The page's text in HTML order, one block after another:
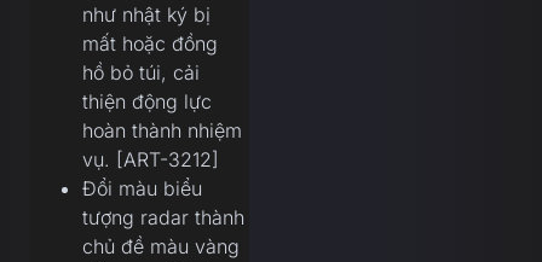
như nhật ký bị
mất hoặc đồng
hồ bỏ túi, cải
thiện động lực
hoàn thành nhiệm
vụ. [ART-3212]
Đổi màu biểu
tượng radar thành
chủ đề màu vàng